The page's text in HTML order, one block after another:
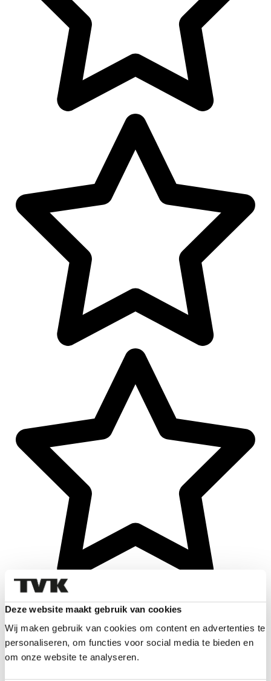
Deze website maakt gebruik van cookies
Wij maken gebruik van cookies om content en advertenties te
personaliseren, om functies voor social media te bieden en
om onze website te analyseren.